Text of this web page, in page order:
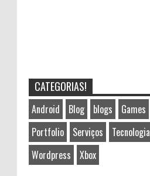
CATEGORIAS!
Android Blog blogs Games
Portfolio
Serviços Tecnologia
Wordpress
Xbox